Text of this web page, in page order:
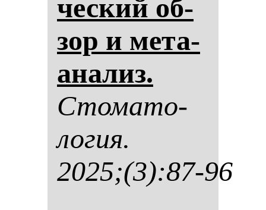
чес­кий об­
зор и ме­та­
ана­лиз.
Сто­ма­то­
ло­гия.
2025;(3):87-96